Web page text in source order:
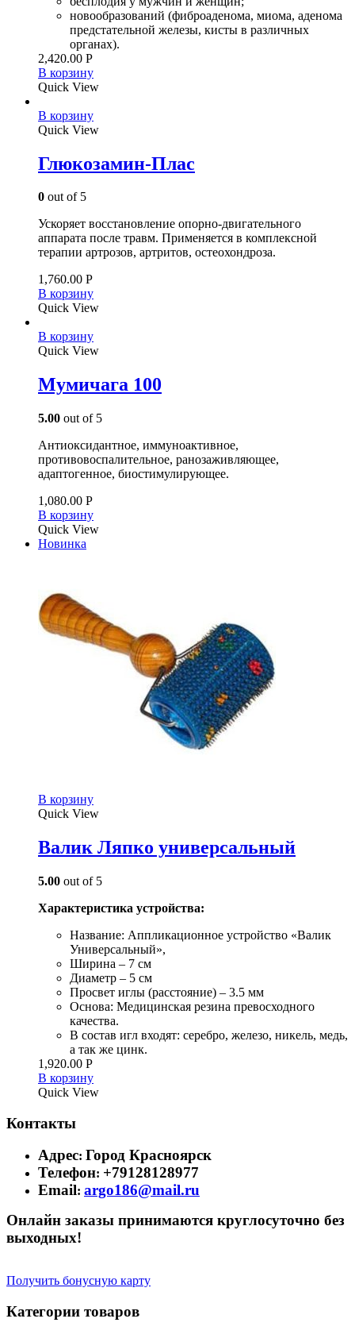
новообразований (фиброаденома, миома, аденома
предстательной железы, кисты в различных
органах).
2,420.00 Р
В корзину
Quick View
В корзину
Quick View
Глюкозамин-Плас
0 out of 5
Ускоряет восстановление опорно-двигательного
аппарата после травм. Применяется в комплексной
терапии артрозов, артритов, остеохондроза.
1,760.00 Р
В корзину
Quick View
В корзину
Quick View
Мумичага 100
5.00 out of 5
Антиоксидантное, иммуноактивное,
противовоспалительное, ранозаживляющее,
адаптогенное, биостимулирующее.
1,080.00 Р
В корзину
Quick View
Новинка
В корзину
Quick View
Валик Ляпко универсальный
5.00 out of 5
Характеристика устройства:
Название: Аппликационное устройство «Валик
Универсальный»,
Ширина – 7 см
Диаметр – 5 см
Просвет иглы (расстояние) – 3.5 мм
Основа: Медицинская резина превосходного
качества.
В состав игл входят: серебро, железо, никель, медь,
а так же цинк.
1,920.00 Р
В корзину
Quick View
Контакты
Адрес: Город Красноярск
Телефон: +79128128977
Email: argo186@mail.ru
Онлайн заказы принимаются круглосуточно без
выходных!
Получить бонусную карту
Категории товаров